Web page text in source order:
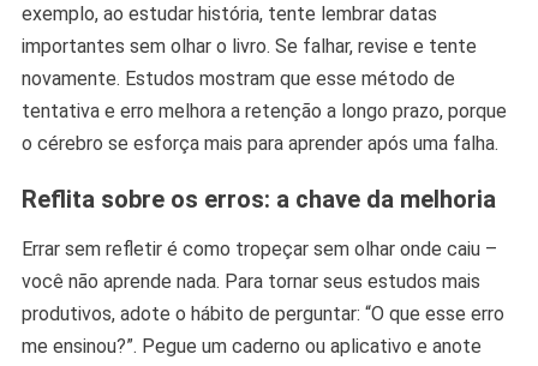
exemplo, ao estudar história, tente lembrar datas
importantes sem olhar o livro. Se falhar, revise e tente
novamente. Estudos mostram que esse método de
tentativa e erro melhora a retenção a longo prazo, porque
o cérebro se esforça mais para aprender após uma falha.
Reflita sobre os erros: a chave da melhoria
Errar sem refletir é como tropeçar sem olhar onde caiu –
você não aprende nada. Para tornar seus estudos mais
produtivos, adote o hábito de perguntar: “O que esse erro
me ensinou?”. Pegue um caderno ou aplicativo e anote